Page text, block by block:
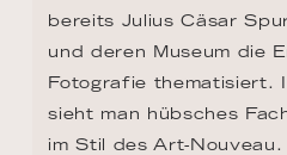
bereits Julius Cäsar
und deren Museum die
Fotografie thematisiert.
sieht man hübsches
im Stil des Art-